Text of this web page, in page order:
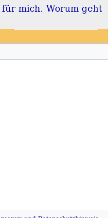
Login Registrieren
mich. Worum geht